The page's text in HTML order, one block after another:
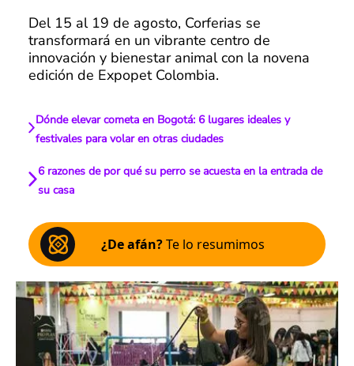
Del 15 al 19 de agosto, Corferias se
transformará en un vibrante centro de
innovación y bienestar animal con la novena
edición de Expopet Colombia.
Dónde elevar cometa en Bogotá: 6 lugares ideales y
festivales para volar en otras ciudades
6 razones de por qué su perro se acuesta en la entrada de
su casa
¿De afán?Te lo resumimos